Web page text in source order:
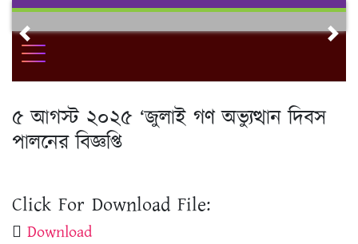
Skip
contentPrevious
৫ আগস্ট ২০২৫ ‘জুলাই গণ অভ্যুত্থান দিবস
পালনের বিজ্ঞপ্তি
Click For Download File:
Download